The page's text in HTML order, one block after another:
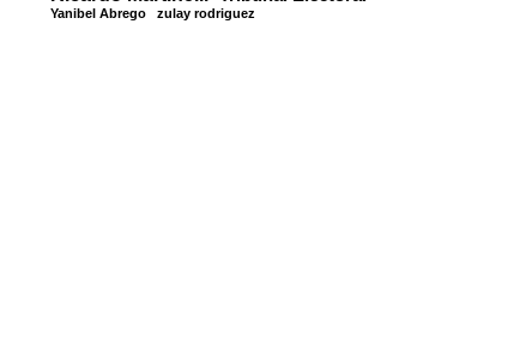
Yanibel Abrego zulay rodriguez